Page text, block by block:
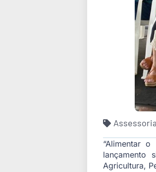
Assessoria
“Alimentar
lançamento
Agricultura,